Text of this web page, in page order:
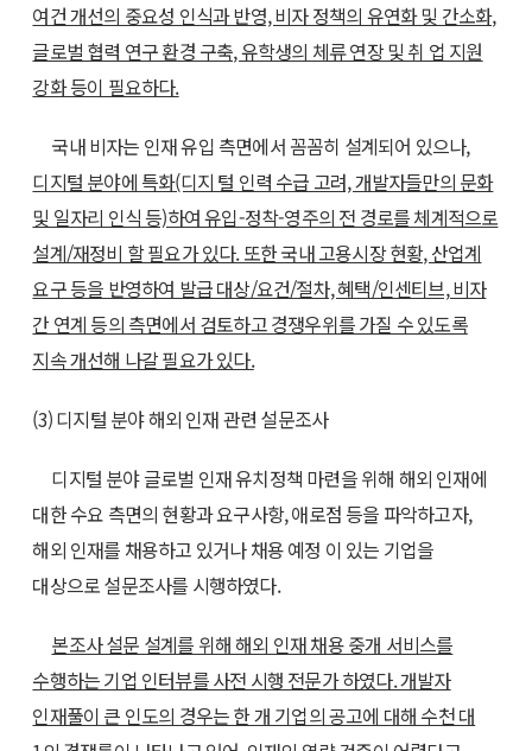
여건 개선의 중요성 인식과 반영, 비자 정책의 유연화 및 간소화,
글로벌 협력 연구 환경 구축, 유학생의 체류 연장 및 취 업 지원
강화 등이 필요하다.
국내 비자는 인재 유입 측면에서 꼼꼼히 설계되어 있으나,
디지털 분야에 특화(디지 털 인력 수급 고려, 개발자들만의 문화
및 일자리 인식 등)하여 유입-정착-영주의 전 경로를 체계적으로
설계/재정비 할 필요가 있다. 또한 국내 고용시장 현황, 산업계
요구 등을 반영하여 발급 대상/요건/절차, 혜택/인센티브, 비자
간 연계 등의 측면에서 검토하고 경쟁우위를 가질 수 있도록
지속 개선해 나갈 필요가 있다.
(3) 디지털 분야 해외 인재 관련 설문조사
디지털 분야 글로벌 인재 유치정책 마련을 위해 해외 인재에
대한 수요 측면의 현황과 요구사항, 애로점 등을 파악하고자,
해외 인재를 채용하고 있거나 채용 예정 이 있는 기업을
대상으로 설문조사를 시행하였다.
본조사 설문 설계를 위해 해외 인재 채용 중개 서비스를
수행하는 기업 인터뷰를 사전 시행 전문가 하였다. 개발자
인재풀이 큰 인도의 경우는 한 개 기업의 공고에 대해 수천 대